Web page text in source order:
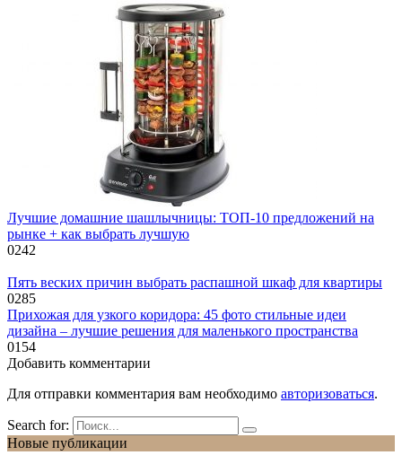
Лучшие домашние шашлычницы: ТОП-10 предложений на
рынке + как выбрать лучшую
0242
Пять веских причин выбрать распашной шкаф для квартиры
0285
Прихожая для узкого коридора: 45 фото стильные идеи
дизайна – лучшие решения для маленького пространства
0154
Добавить комментарии
Для отправки комментария вам необходимо авторизоваться.
Search for:
Новые публикации